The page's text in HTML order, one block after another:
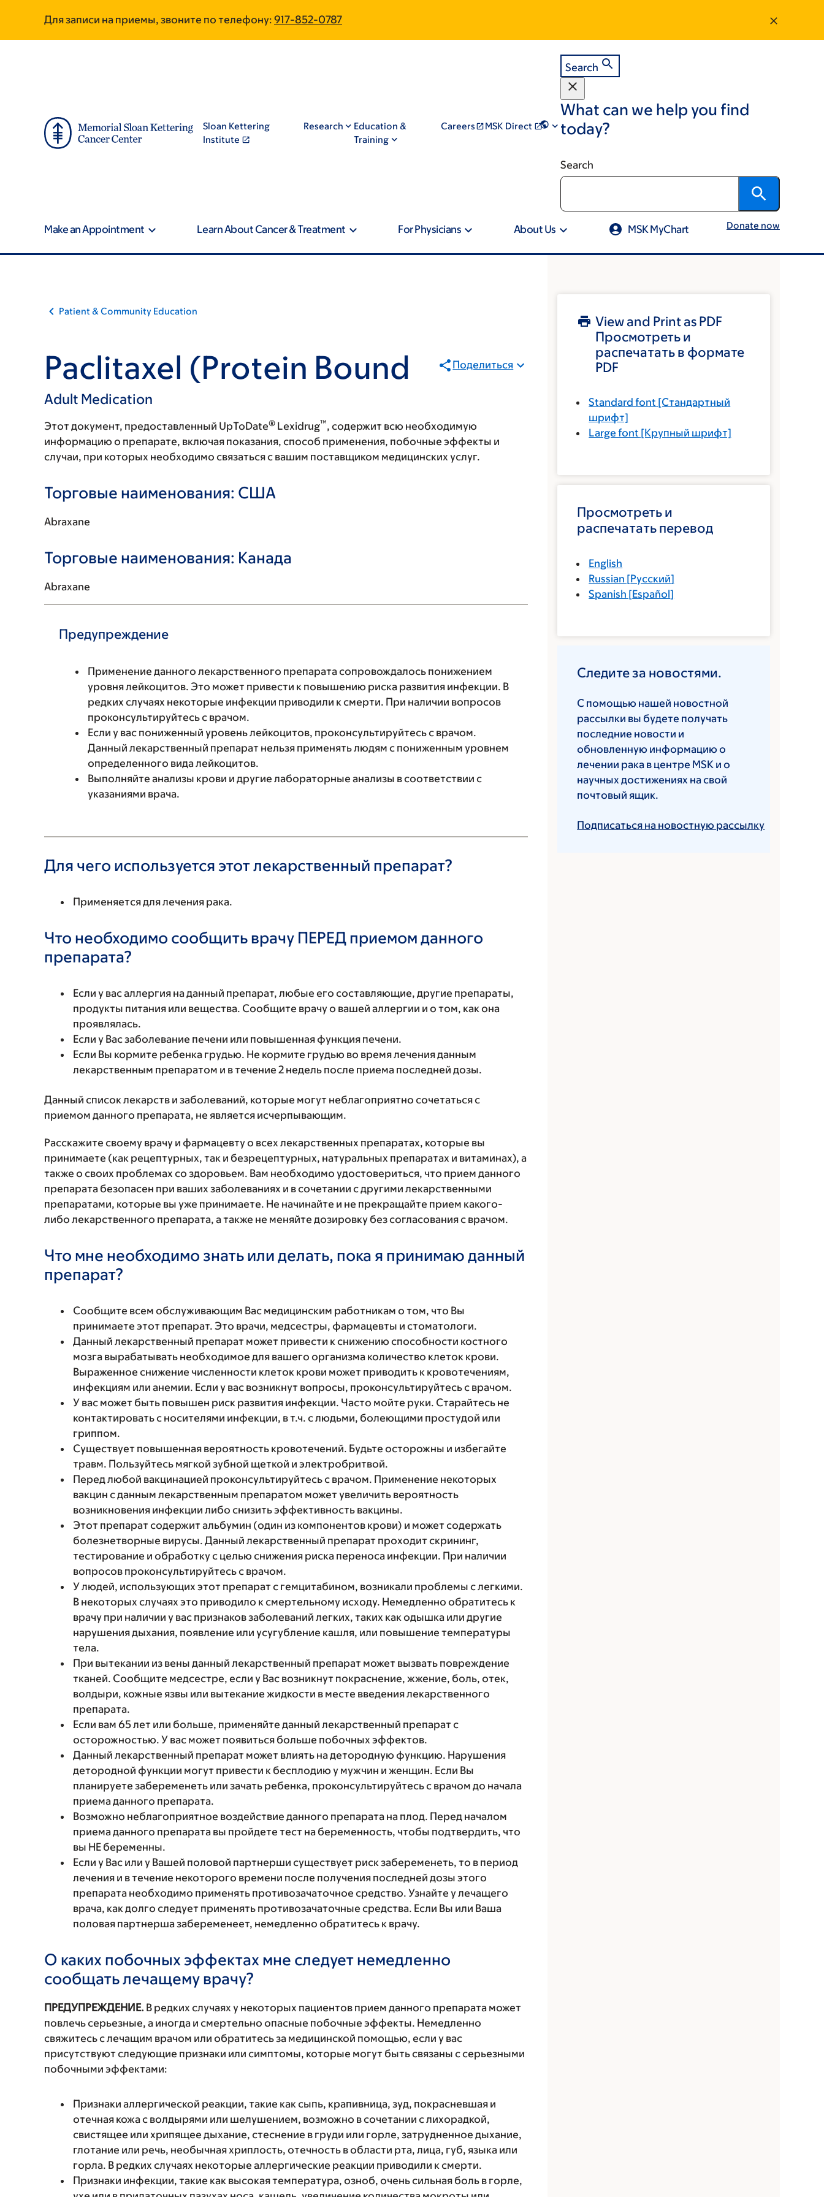
main
footer
Для записи на приемы, звоните по телефону: 917-852-0787
Sloan Kettering
Institute
Research
Education &
Training
Careers MSK Direct
Search
What can we help you find
today?
Search
Make an Appointment Learn About Cancer & Treatment For Physicians About Us MSK MyChart Donate now
Patient & Community Education
Paclitaxel (Protein Bound
Adult Medication
Поделиться
Этот документ, предоставленный UpToDate® Lexidrug™, содержит всю необходимую
информацию о препарате, включая показания, способ применения, побочные эффекты и
случаи, при которых необходимо связаться с вашим поставщиком медицинских услуг.
Торговые наименования: США
Abraxane
Торговые наименования: Канада
Abraxane
Предупреждение
Применение данного лекарственного препарата сопровождалось понижением
уровня лейкоцитов. Это может привести к повышению риска развития инфекции. В
редких случаях некоторые инфекции приводили к смерти. При наличии вопросов
проконсультируйтесь с врачом.
Если у вас пониженный уровень лейкоцитов, проконсультируйтесь с врачом.
Данный лекарственный препарат нельзя применять людям с пониженным уровнем
определенного вида лейкоцитов.
Выполняйте анализы крови и другие лабораторные анализы в соответствии с
указаниями врача.
Для чего используется этот лекарственный препарат?
Применяется для лечения рака.
Что необходимо сообщить врачу ПЕРЕД приемом данного
препарата?
Если у вас аллергия на данный препарат, любые его составляющие, другие препараты,
продукты питания или вещества. Сообщите врачу о вашей аллергии и о том, как она
проявлялась.
Если у Вас заболевание печени или повышенная функция печени.
Если Вы кормите ребенка грудью. Не кормите грудью во время лечения данным
лекарственным препаратом и в течение 2 недель после приема последней дозы.
Данный список лекарств и заболеваний, которые могут неблагоприятно сочетаться с
приемом данного препарата, не является исчерпывающим.
Расскажите своему врачу и фармацевту о всех лекарственных препаратах, которые вы
принимаете (как рецептурных, так и безрецептурных, натуральных препаратах и витаминах), а
также о своих проблемах со здоровьем. Вам необходимо удостовериться, что прием данного
препарата безопасен при ваших заболеваниях и в сочетании с другими лекарственными
препаратами, которые вы уже принимаете. Не начинайте и не прекращайте прием какого-
либо лекарственного препарата, а также не меняйте дозировку без согласования с врачом.
Что мне необходимо знать или делать, пока я принимаю данный
препарат?
Сообщите всем обслуживающим Вас медицинским работникам о том, что Вы
принимаете этот препарат. Это врачи, медсестры, фармацевты и стоматологи.
Данный лекарственный препарат может привести к снижению способности костного
мозга вырабатывать необходимое для вашего организма количество клеток крови.
Выраженное снижение численности клеток крови может приводить к кровотечениям,
инфекциям или анемии. Если у вас возникнут вопросы, проконсультируйтесь с врачом.
У вас может быть повышен риск развития инфекции. Часто мойте руки. Старайтесь не
контактировать с носителями инфекции, в т.ч. с людьми, болеющими простудой или
гриппом.
Существует повышенная вероятность кровотечений. Будьте осторожны и избегайте
травм. Пользуйтесь мягкой зубной щеткой и электробритвой.
Перед любой вакцинацией проконсультируйтесь с врачом. Применение некоторых
вакцин с данным лекарственным препаратом может увеличить вероятность
возникновения инфекции либо снизить эффективность вакцины.
Этот препарат содержит альбумин (один из компонентов крови) и может содержать
болезнетворные вирусы. Данный лекарственный препарат проходит скрининг,
тестирование и обработку с целью снижения риска переноса инфекции. При наличии
вопросов проконсультируйтесь с врачом.
У людей, использующих этот препарат с гемцитабином, возникали проблемы с легкими.
В некоторых случаях это приводило к смертельному исходу. Немедленно обратитесь к
врачу при наличии у вас признаков заболеваний легких, таких как одышка или другие
нарушения дыхания, появление или усугубление кашля, или повышение температуры
тела.
При вытекании из вены данный лекарственный препарат может вызвать повреждение
тканей. Сообщите медсестре, если у Вас возникнут покраснение, жжение, боль, отек,
волдыри, кожные язвы или вытекание жидкости в месте введения лекарственного
препарата.
Если вам 65 лет или больше, применяйте данный лекарственный препарат с
осторожностью. У вас может появиться больше побочных эффектов.
Данный лекарственный препарат может влиять на детородную функцию. Нарушения
детородной функции могут привести к бесплодию у мужчин и женщин. Если Вы
планируете забеременеть или зачать ребенка, проконсультируйтесь с врачом до начала
приема данного препарата.
Возможно неблагоприятное воздействие данного препарата на плод. Перед началом
приема данного препарата вы пройдете тест на беременность, чтобы подтвердить, что
вы НЕ беременны.
Если у Вас или у Вашей половой партнерши существует риск забеременеть, то в период
лечения и в течение некоторого времени после получения последней дозы этого
препарата необходимо применять противозачаточное средство. Узнайте у лечащего
врача, как долго следует применять противозачаточные средства. Если Вы или Ваша
половая партнерша забеременеет, немедленно обратитесь к врачу.
О каких побочных эффектах мне следует немедленно
сообщать лечащему врачу?
ПРЕДУПРЕЖДЕНИЕ. В редких случаях у некоторых пациентов прием данного препарата может
повлечь серьезные, а иногда и смертельно опасные побочные эффекты. Немедленно
свяжитесь с лечащим врачом или обратитесь за медицинской помощью, если у вас
присутствуют следующие признаки или симптомы, которые могут быть связаны с серьезными
побочными эффектами:
Признаки аллергической реакции, такие как сыпь, крапивница, зуд, покрасневшая и
отечная кожа с волдырями или шелушением, возможно в сочетании с лихорадкой,
свистящее или хрипящее дыхание, стеснение в груди или горле, затрудненное дыхание,
глотание или речь, необычная хриплость, отечность в области рта, лица, губ, языка или
горла. В редких случаях некоторые аллергические реакции приводили к смерти.
Признаки инфекции, такие как высокая температура, озноб, очень сильная боль в горле,
View and Print as PDF
Просмотреть и
распечатать в формате
PDF
Standard font [Стандартный
шрифт]
Large font [Крупный шрифт]
Просмотреть и
распечатать перевод
English
Russian [Русский]
Spanish [Español]
Следите за новостями.
С помощью нашей новостной
рассылки вы будете получать
последние новости и
обновленную информацию о
лечении рака в центре MSK и о
научных достижениях на свой
почтовый ящик.
Подписаться на новостную рассылку